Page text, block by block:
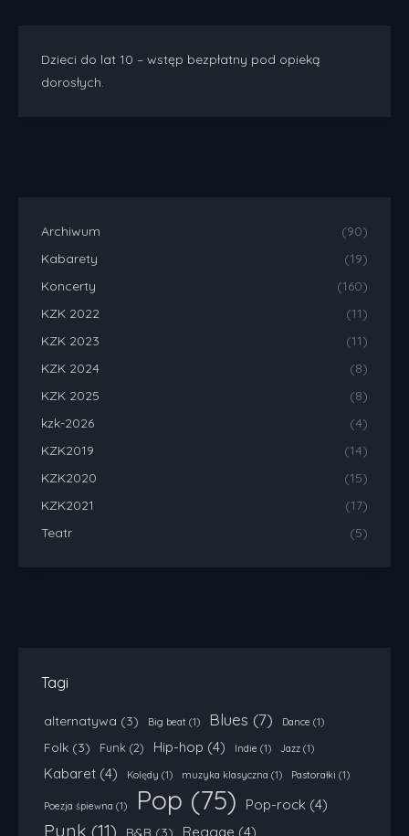
Dzieci do lat 10 – wstęp bezpłatny pod opieką
dorosłych.
Archiwum
(90)
Kabarety
(19)
Koncerty
(160)
KZK 2022
(11)
KZK 2023
(11)
KZK 2024
(8)
KZK 2025
(8)
kzk-2026
(4)
KZK2019
(14)
KZK2020
(15)
KZK2021
(17)
Teatr
(5)
Tagi
alternatywa (3) Big beat (1) Blues (7) Dance (1)
Folk (3) Funk (2) Hip-hop (4) Indie (1) Jazz (1)
Kabaret (4) Kolędy (1) muzyka klasyczna (1) Pastorałki (1)
Poezja śpiewna (1) Pop (75) Pop-rock (4)
Punk (11) R&B (3) Reggae (4)